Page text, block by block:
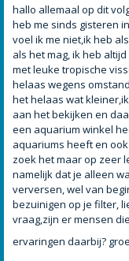
r
i
c
h
hallo allemaal op dit
heb me sinds gisteren
voel ik me niet,ik heb
als het mag, ik heb
met leuke tropische
helaas wegens
het helaas wat
aan het bekijken en
een aquarium winkel
aquariums heeft en
zoek het maar op zeer
namelijk dat je alleen
verversen, wel van
bezuinigen op je filter,
vraag,zijn er mensen
ervaringen daarbij?